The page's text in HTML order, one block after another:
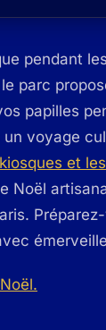
pendant
parc
papilles
voyage
et
Noël